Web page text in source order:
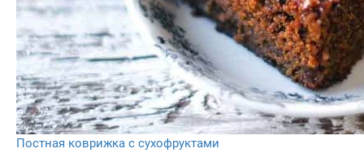
Постная коврижка с сухофруктами